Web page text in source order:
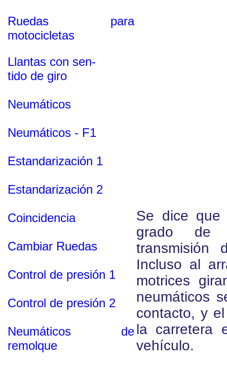
Ruedas para
motocicletas
Llantas con sen-
tido de giro
Neumáticos
Neumáticos - F1
Estandarización 1
Estandarización 2
Coincidencia
Cambiar Ruedas
Control de presión 1
Control de presión 2
Neumáticos de
remolque
Se dice que
grado de
transmisión
Incluso al
motrices
neumáticos
contacto, y
la carretera
vehículo.